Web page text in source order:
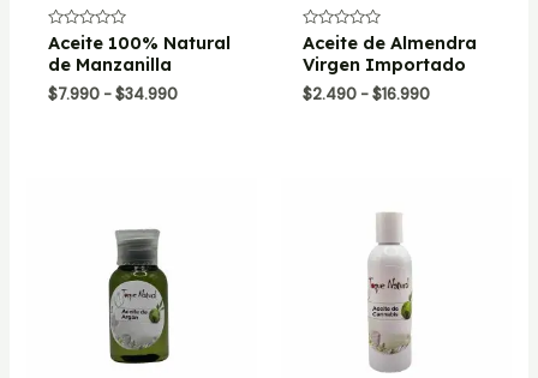
Valorado
con
0
de
5
Aceite 100% Natural
de Manzanilla
$7.990 -$34.990Rango
Valorado
con
0
de
5
Aceite de Almendra
Virgen Importado
$2.490 - $16.990Rango